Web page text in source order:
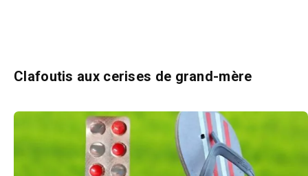
Clafoutis aux cerises de grand-mère